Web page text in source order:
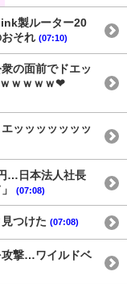
製ルーター20
それ (07:10)
の面前でドエッ
ｗｗｗｗ❤
ッッッッッッッ
…日本法人社長
(07:08)
つけた (07:08)
攻撃…ワイルドベ